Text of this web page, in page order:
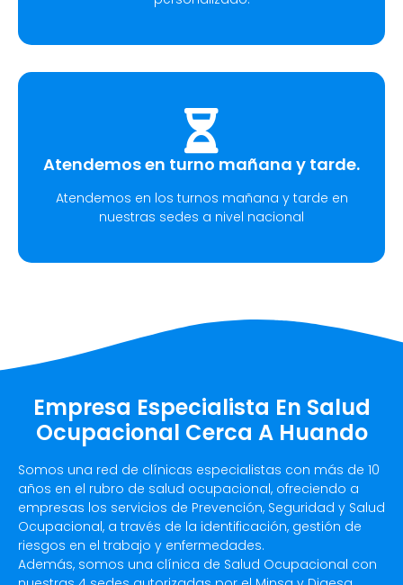
Atendemos en turno mañana y tarde.
Atendemos en los turnos mañana y tarde en
nuestras sedes a nivel nacional
Empresa Especialista En Salud
Ocupacional Cerca A Huando
Somos una red de clínicas especialistas con más de 10
años en el rubro de salud ocupacional, ofreciendo a
empresas los servicios de Prevención, Seguridad y Salud
Ocupacional, a través de la identificación, gestión de
riesgos en el trabajo y enfermedades.
Además, somos una clínica de Salud Ocupacional con